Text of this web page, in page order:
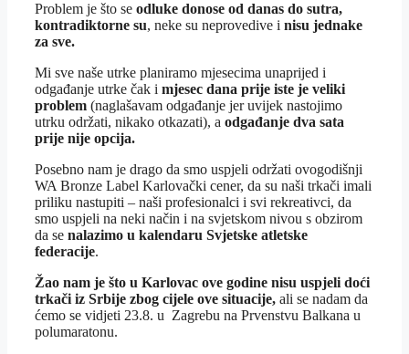
Problem je što se odluke donose od danas do sutra,
kontradiktorne su, neke su neprovedive i nisu jednake
za sve.
Mi sve naše utrke planiramo mjesecima unaprijed i
odgađanje utrke čak i mjesec dana prije iste je veliki
problem (naglašavam odgađanje jer uvijek nastojimo
utrku održati, nikako otkazati), a odgađanje dva sata
prije nije opcija.
Posebno nam je drago da smo uspjeli održati ovogodišnji
WA Bronze Label Karlovački cener, da su naši trkači imali
priliku nastupiti – naši profesionalci i svi rekreativci, da
smo uspjeli na neki način i na svjetskom nivou s obzirom
da se nalazimo u kalendaru Svjetske atletske
federacije.
Žao nam je što u Karlovac ove godine nisu uspjeli doći
trkači iz Srbije zbog cijele ove situacije, ali se nadam da
ćemo se vidjeti 23.8. u Zagrebu na Prvenstvu Balkana u
polumaratonu.